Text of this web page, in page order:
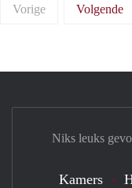
Vorige Volgende
Niks leuks
Kamers